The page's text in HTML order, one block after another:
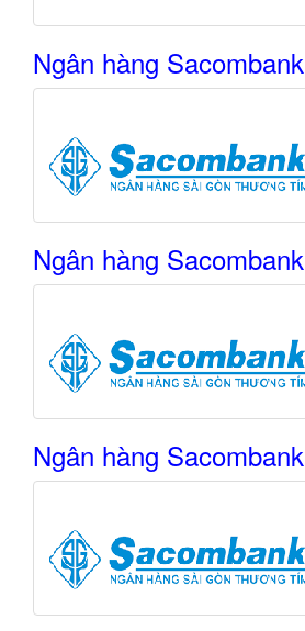
Ngân hàng Sacombank
Ngân hàng Sacombank
Ngân hàng Sacombank